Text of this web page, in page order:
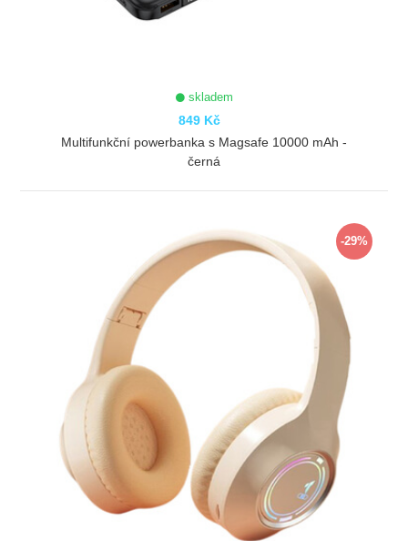
skladem
849 Kč
Multifunkční powerbanka s Magsafe 10000 mAh -
černá
-29%